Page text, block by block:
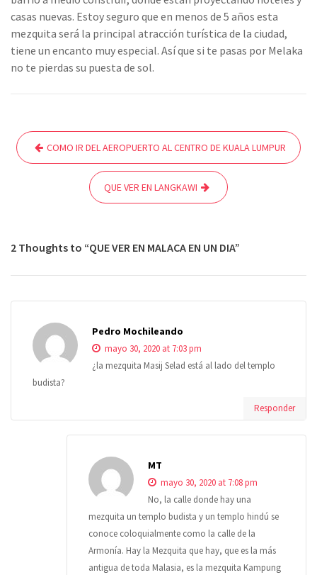
casas nuevas. Estoy seguro que en menos de 5 años esta
mezquita será la principal atracción turística de la ciudad,
tiene un encanto muy especial. Así que si te pasas por Melaka
no te pierdas su puesta de sol.
Navegación
de
COMO IR DEL AEROPUERTO AL CENTRO DE KUALA LUMPUR
QUE VER EN LANGKAWI
2 Thoughts to “QUE VER EN MALACA EN UN DIA”
Pedro Mochileando
mayo 30, 2020 at 7:03 pm
¿la mezquita Masij Selad está al lado del templo
budista?
Responder
MT
mayo 30, 2020 at 7:08 pm
No, la calle donde hay una
mezquita un templo budista y un templo hindú se
conoce coloquialmente como la calle de la
Armonía. Hay la Mezquita que hay, que es la más
antigua de toda Malasia, es la mezquita Kampung